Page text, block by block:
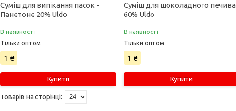
Суміш для випікання пасок -
Панетоне 20% Uldo
В наявності
Тільки оптом
1 ₴
Купити
Суміш для шоколадного печива
60% Uldo
В наявності
Тільки оптом
1 ₴
Купити